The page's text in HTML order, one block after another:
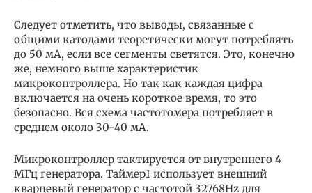
Следует отметить, что выводы, связанные с
общими катодами теоретически могут потреблять
до 50 мА, если все сегменты светятся. Это, конечно
же, немного выше характеристик
микроконтроллера. Но так как каждая цифра
включается на очень короткое время, то это
безопасно. Вся схема частотомера потребляет в
среднем около 30-40 мА.
Микроконтроллер тактируется от внутреннего 4
МГц генератора. Таймер1 использует внешний
кварцевый генератор с частотой 32768Hz для